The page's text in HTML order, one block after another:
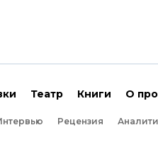
Театр Книги О
Рецензия